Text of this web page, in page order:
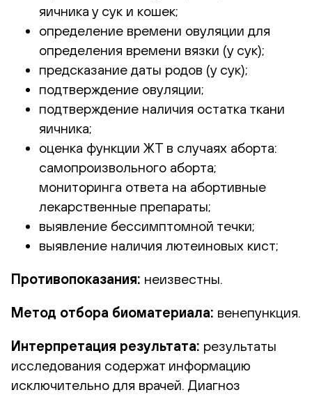
яичника у сук и кошек;
определение времени овуляции для
определения времени вязки (у сук);
предсказание даты родов (у сук);
подтверждение овуляции;
подтверждение наличия остатка ткани
яичника;
оценка функции ЖТ в случаях аборта:
самопроизвольного аборта;
мониторинга ответа на абортивные
лекарственные препараты;
выявление бессимптомной течки;
выявление наличия лютеиновых кист;
Противопоказания: неизвестны.
Метод отбора биоматериала: венепункция.
Интерпретация результата: результаты
исследования содержат информацию
исключительно для врачей. Диагноз